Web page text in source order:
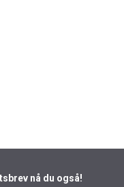
nå du også!